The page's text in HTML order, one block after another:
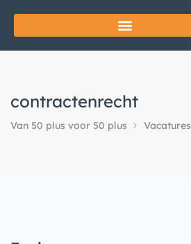
contractenrecht
Van 50 plus voor 50 plus Vacatures